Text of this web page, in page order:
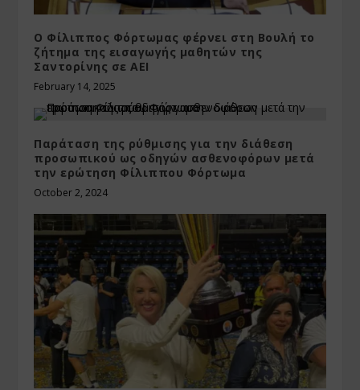
Ο Φίλιππος Φόρτωμας φέρνει στη Βουλή το
ζήτημα της εισαγωγής μαθητών της
Σαντορίνης σε ΑΕΙ
February 14, 2025
Παράταση της ρύθμισης για την διάθεση
προσωπικού ως οδηγών ασθενοφόρων μετά
την ερώτηση Φίλιππου Φόρτωμα
October 2, 2024